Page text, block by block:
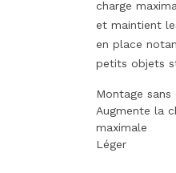
charge
et maintient
en place
petits objets
Montage sans
Augmente la
maximale
Léger